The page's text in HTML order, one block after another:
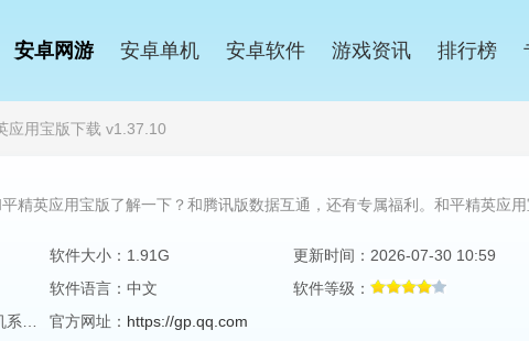
安卓网游 安卓单机 安卓软件 游戏资讯 排行榜
应用宝版下载 v1.37.10
精英应用宝版了解一下？和腾讯版数据互通，还有专属福利。和平精英应用
软件大小：1.91G
更新时间：2026-07-30 10:59
软件语言：中文
软件等级：
官方网址： https://gp.qq.com